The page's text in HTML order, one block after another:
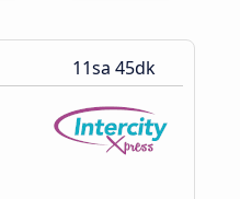
11sa 45dk